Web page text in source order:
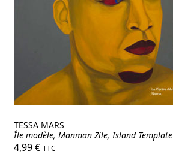
TESSA MARS
Île modèle, Manman Zile, Island Template
4,99€ TTC